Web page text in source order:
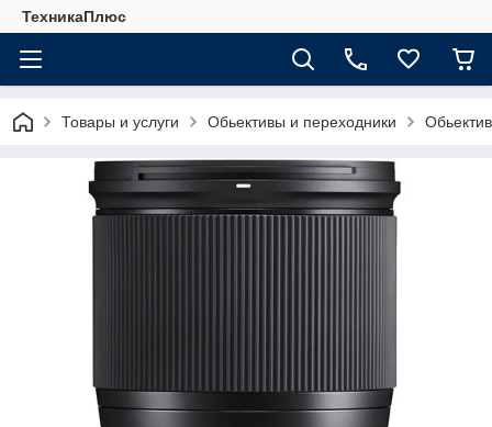
ТехникаПлюс
Товары и услуги Обьективы и переходники